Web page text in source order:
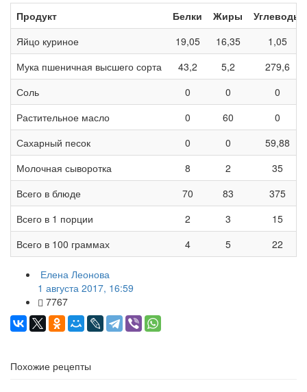
Продукт Белки Жиры
Углеводы
Яйцо куриное
19,05 16,35
1,05
Мука пшеничная высшего сорта
43,2 5,2
279,6
Соль
0 0
0
Растительное масло
0 60
0
Сахарный песок
0 0
59,88
Молочная сыворотка
8 2
35
Всего в блюде
70 83
375
Всего в 1 порции
2 3
15
Всего в 100 граммах
4 5 22
Елена Леонова
1 августа 2017, 16:59
7767
Похожие рецепты